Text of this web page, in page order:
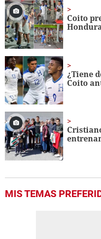
1
minute,
56
seconds
Coito
¿Tiene
Coito
MIS TEMAS